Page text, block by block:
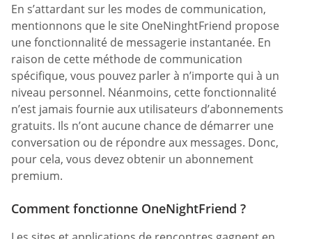
En s’attardant sur les modes de communication,
mentionnons que le site OneNinghtFriend propose
une fonctionnalité de messagerie instantanée. En
raison de cette méthode de communication
spécifique, vous pouvez parler à n’importe qui à un
niveau personnel. Néanmoins, cette fonctionnalité
n’est jamais fournie aux utilisateurs d’abonnements
gratuits. Ils n’ont aucune chance de démarrer une
conversation ou de répondre aux messages. Donc,
pour cela, vous devez obtenir un abonnement
premium.
Comment fonctionne OneNightFriend ?